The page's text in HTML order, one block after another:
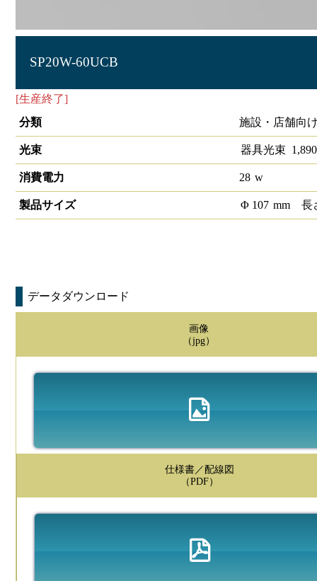
SP20W-60UCB
[生産終了]
分類
施設・店舗向
光束 器具光束 1,890
消費電力 28 w
製品サイズ Φ 107 mm 長
データダウンロード
画像
（jpg）
仕様書／配線図
（PDF）